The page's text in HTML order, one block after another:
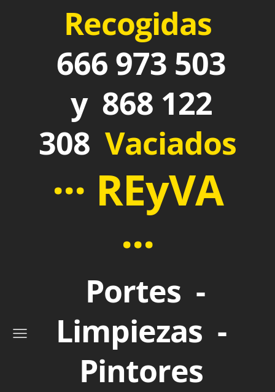
Recogidas
666 973 503
y 868 122
308 Vaciados
··· REyVA
···
Portes -
Limpiezas -
Pintores